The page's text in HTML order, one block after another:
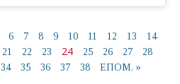
6 7 8 9 10 11 12 13
14
21 22 23 24 25 26 27
28
34 35 36 37 38 ΕΠΟΜ. »